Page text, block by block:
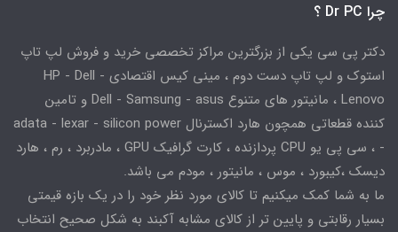
چرا Dr PC ؟
دکتر پی سی یکی از بزرگترین مراکز تخصصی خرید و فروش لپ تاپ
استوک و لپ تاپ دست دوم ، مینی کیس اقتصادی HP - Dell -
Lenovo ، مانیتور های متنوع Dell - Samsung - asus و تامین
کننده قطعاتی همچون هارد اکسترنال adata - lexar - silicon power
- ، سی پی یو CPU پردازنده ، کارت گرافیک GPU ، مادربرد ، رم ، هارد
دیسک ،کیبورد ، موس ، مانیتور ، مودم می باشد.
ما به شما کمک میکنیم تا کالای مورد نظر خود را در یک بازه قیمتی
بسیار رقابتی و پایین تر از کالای مشابه آکبند به شکل صحیح انتخاب